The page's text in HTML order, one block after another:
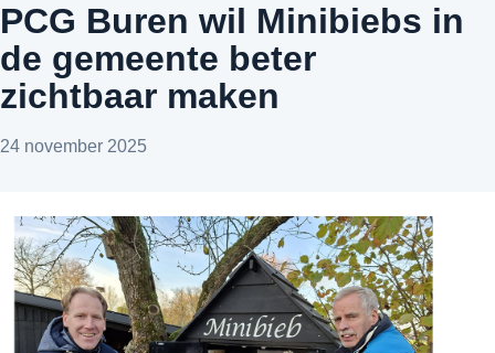
PCG Buren wil Minibiebs in
de gemeente beter
zichtbaar maken
24 november 2025